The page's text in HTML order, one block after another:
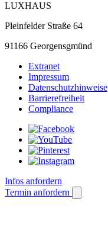
LUXHAUS
Pleinfelder Straße 64
91166 Georgensgmünd
Extranet
Impressum
Datenschutzhinweise
Barrierefreiheit
Compliance
Infos anfordern
Termin anfordern